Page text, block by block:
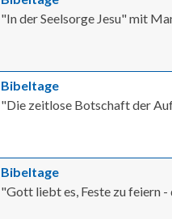
"In der Seelsorge Jesu" mit
Bibeltage
"Die zeitlose Botschaft der
Bibeltage
"Gott liebt es, Feste zu feiern